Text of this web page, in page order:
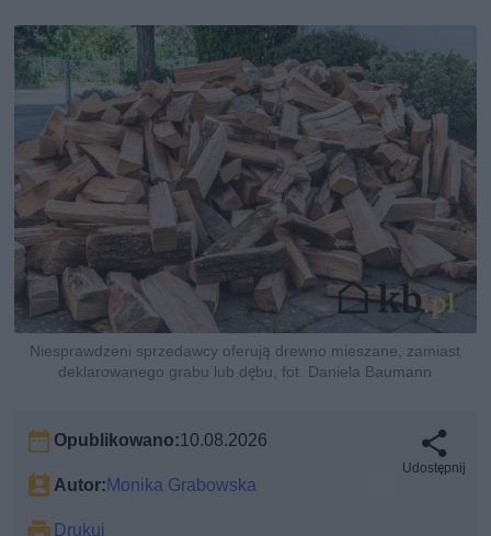
Niesprawdzeni sprzedawcy oferują drewno mieszane, zamiast
deklarowanego grabu lub dębu, fot. Daniela Baumann
Opublikowano:10.08.2026
Autor: Monika Grabowska
Drukuj
Udostępnij